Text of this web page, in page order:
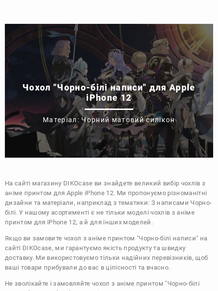
Чохол "Чорно-білі написи" для Apple
iPhone 12
Матеріал: Чорний матовий силікон
На сайті магазину DIKOcase ви знайдете великий вибір чохлів з
аніме принтом для Apple iPhone 12. Ми пропонуємо різноманітні
дизайни та матеріали, наприклад з тематики: З написами Чорно-
білі. У нашому асортименті є не тільки моделі чохлів з аніме
принтом для iPhone 12, а й для інших моделей.
Якщо ви замовите чохол з аніме принтом "Чорно-білі написи" на
сайті DIKOcase, ми гарантуємо якість продукту та швидку
доставку. Ми використовуємо тільки надійних перевізників, щоб
ваші товари прибували до вас в цілісності та вчасно.
Не зволікайте і замовляйте чохол з аніме принтом "Чорно-білі